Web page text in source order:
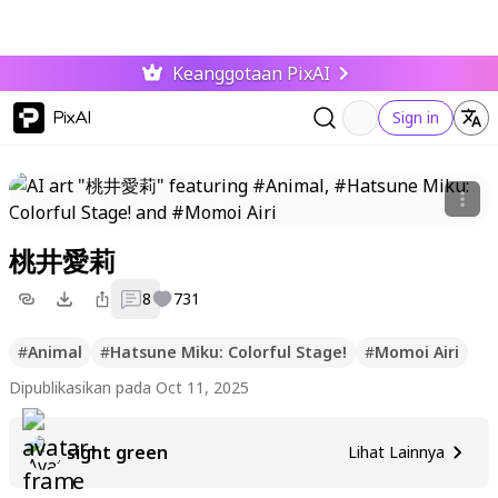
Keanggotaan PixAI
PixAI Sign in
桃井愛莉
8 731
#Animal #Hatsune Miku: Colorful Stage! #Momoi Airi
Dipublikasikan pada Oct 11, 2025
sight green Lihat Lainnya